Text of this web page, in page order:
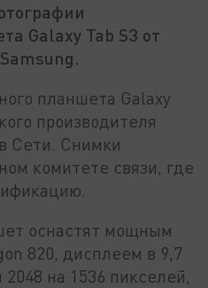
Galaxy Tab S3 от
планшета Galaxy
производителя
Сети. Снимки
комитете связи, где
оснастят мощным
820, дисплеем в 9,7
на 1536 пикселей,